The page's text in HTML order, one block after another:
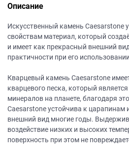
Описание
Искусственный камень Caesarstone
свойствам материал, который
и имеет как прекрасный внешний
практичности при его
Кварцевый камень Caesarstone
кварцевого песка, который
минералов на планете, благодаря
Caesarstone устойчива к царапинам
внешний вид многие годы.
воздействие низких и высоких
поверхность при этом не